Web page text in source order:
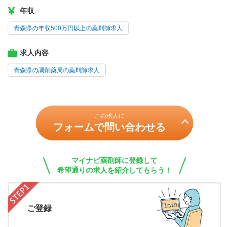
年収
青森県の年収500万円以上の薬剤師求人
求人内容
青森県の調剤薬局の薬剤師求人
この求人に
フォームで問い合わせる
マイナビ薬剤師に登録して
希望通りの求人を紹介してもらう！
ご登録